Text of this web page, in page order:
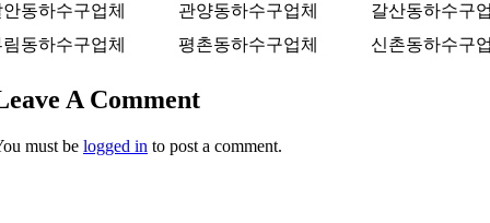
동하수구업체
관양동하수구업체
갈산동하수구
동하수구업체
평촌동하수구업체 신촌동하수구
A Comment
must be logged in to post a comment.